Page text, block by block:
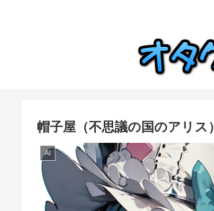
帽子屋（不思議の国のアリス）
AI